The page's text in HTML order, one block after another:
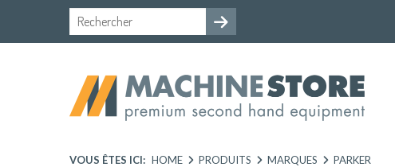
VOUS ÊTES ICI: HOME PRODUITS MARQUES PARKER